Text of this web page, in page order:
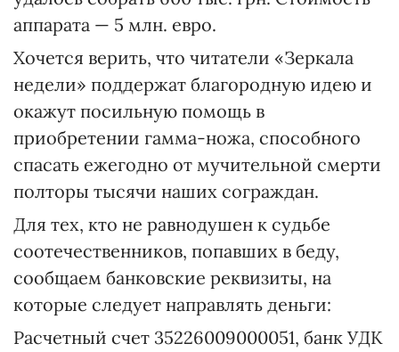
аппарата — 5 млн. евро.
Хочется верить, что читатели «Зеркала
недели» поддержат благородную идею и
окажут посильную помощь в
приобретении гамма-ножа, способного
спасать ежегодно от мучительной смерти
полторы тысячи наших сограждан.
Для тех, кто не равнодушен к судьбе
соотечественников, попавших в беду,
сообщаем банковские реквизиты, на
которые следует направлять деньги:
Расчетный счет 35226009000051, банк УДК